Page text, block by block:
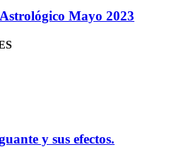
Mayo 2023
y sus efectos.